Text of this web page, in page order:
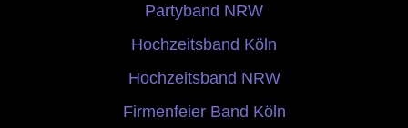
Partyband NRW
Hochzeitsband Köln
Hochzeitsband NRW
Firmenfeier Band Köln